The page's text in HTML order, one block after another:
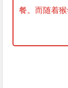
餐。而随着